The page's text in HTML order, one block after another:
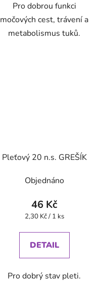
Pro dobrou funkci
močových cest, trávení a
metabolismus tuků.
Pleťový 20 n.s. GREŠÍK
Objednáno
46 Kč
Měrná
2,30 Kč / 1 ks
DETAIL
Pro dobrý stav pleti.